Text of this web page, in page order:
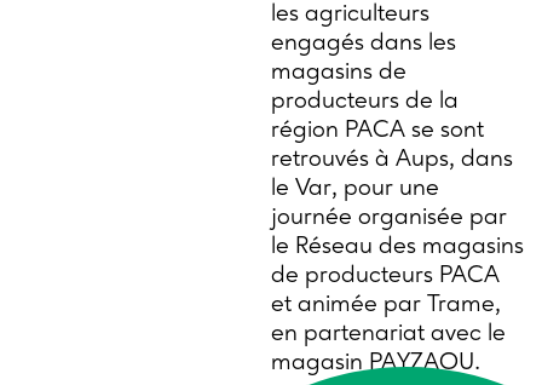
les agriculteurs
engagés dans les
magasins de
producteurs de la
région PACA se sont
retrouvés à Aups, dans
le Var, pour une
journée organisée par
le Réseau des magasins
de producteurs PACA
et animée par Trame,
en partenariat avec le
magasin PAYZAOU.